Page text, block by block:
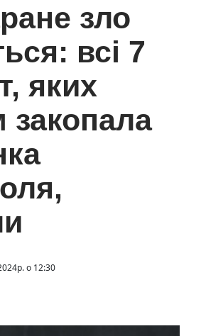
зло
всі 7
яких
о 12:30